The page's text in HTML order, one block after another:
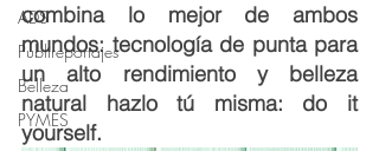
ADS
Publireportajes
Belleza
PYMES
combina lo mejor de ambos
mundos: tecnología de punta para
un alto rendimiento y belleza
natural hazlo tú misma: do it
yourself.